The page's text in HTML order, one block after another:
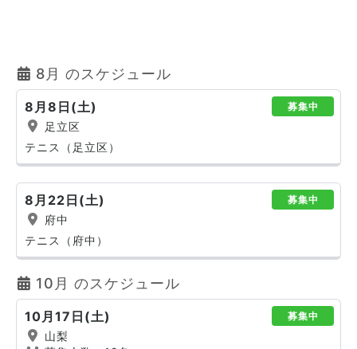
8月 のスケジュール
8月8日(土) 募集中
足立区
テニス（足立区）
8月22日(土) 募集中
府中
テニス（府中）
10月 のスケジュール
10月17日(土) 募集中
山梨